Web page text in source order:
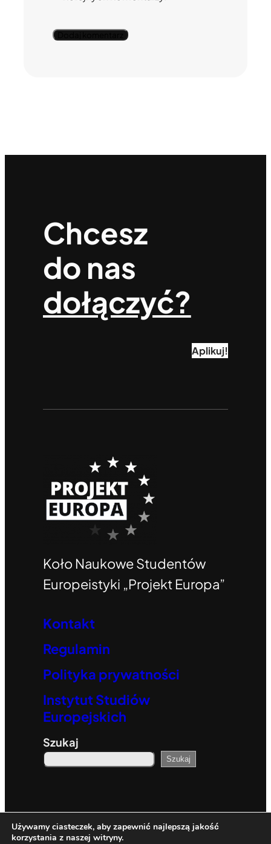
Chcesz
do nas
dołączyć?
Aplikuj!
Koło Naukowe Studentów
Europeistyki „Projekt Europa”
Kontakt
Regulamin
Polityka prywatności
Instytut Studiów
Europejskich
Szukaj
Szukaj
© 2023. All rights reserved.
Używamy ciasteczek, aby zapewnić najlepszą jakość
korzystania z naszej witryny.